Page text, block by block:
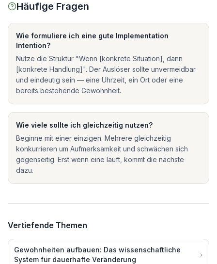
Häufige Fragen
Wie formuliere ich eine gute Implementation
Intention?
Nutze die Struktur "Wenn [konkrete Situation], dann
[konkrete Handlung]". Der Auslöser sollte unvermeidbar
und eindeutig sein — eine Uhrzeit, ein Ort oder eine
bereits bestehende Gewohnheit.
Wie viele sollte ich gleichzeitig nutzen?
Beginne mit einer einzigen. Mehrere gleichzeitig
konkurrieren um Aufmerksamkeit und schwächen sich
gegenseitig. Erst wenn eine läuft, kommt die nächste
dazu.
Vertiefende Themen
Gewohnheiten aufbauen: Das wissenschaftliche
System für dauerhafte Veränderung